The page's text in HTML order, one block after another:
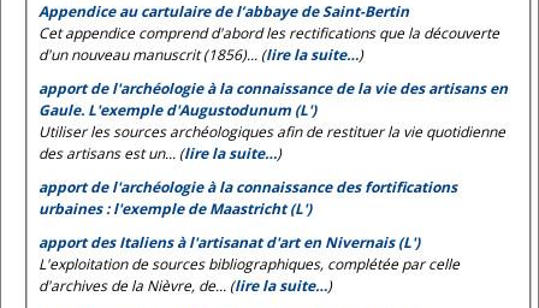
Appendice au cartulaire de l’abbaye de Saint-Bertin
Cet appendice comprend d'abord les rectifications que la découverte
d'un nouveau manuscrit (1856)... (lire la suite…)
apport de l'archéologie à la connaissance de la vie des artisans en
Gaule. L'exemple d'Augustodunum (L')
Utiliser les sources archéologiques afin de restituer la vie quotidienne
des artisans est un... (lire la suite…)
apport de l'archéologie à la connaissance des fortifications
urbaines : l'exemple de Maastricht (L')
apport des Italiens à l'artisanat d'art en Nivernais (L')
L'exploitation de sources bibliographiques, complétée par celle
d'archives de la Nièvre, de... (lire la suite…)